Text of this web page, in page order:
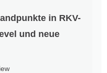
in RKV-
und neue